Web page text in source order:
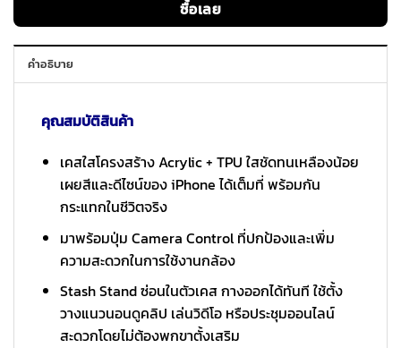
ซื้อเลย
คำอธิบาย
คุณสมบัติสินค้า
เคสใสโครงสร้าง Acrylic + TPU ใสชัดทนเหลืองน้อย
เผยสีและดีไซน์ของ iPhone ได้เต็มที่ พร้อมกัน
กระแทกในชีวิตจริง
มาพร้อมปุ่ม Camera Control ที่ปกป้องและเพิ่ม
ความสะดวกในการใช้งานกล้อง
Stash Stand ซ่อนในตัวเคส กางออกได้ทันที ใช้ตั้ง
วางแนวนอนดูคลิป เล่นวิดีโอ หรือประชุมออนไลน์
สะดวกโดยไม่ต้องพกขาตั้งเสริม